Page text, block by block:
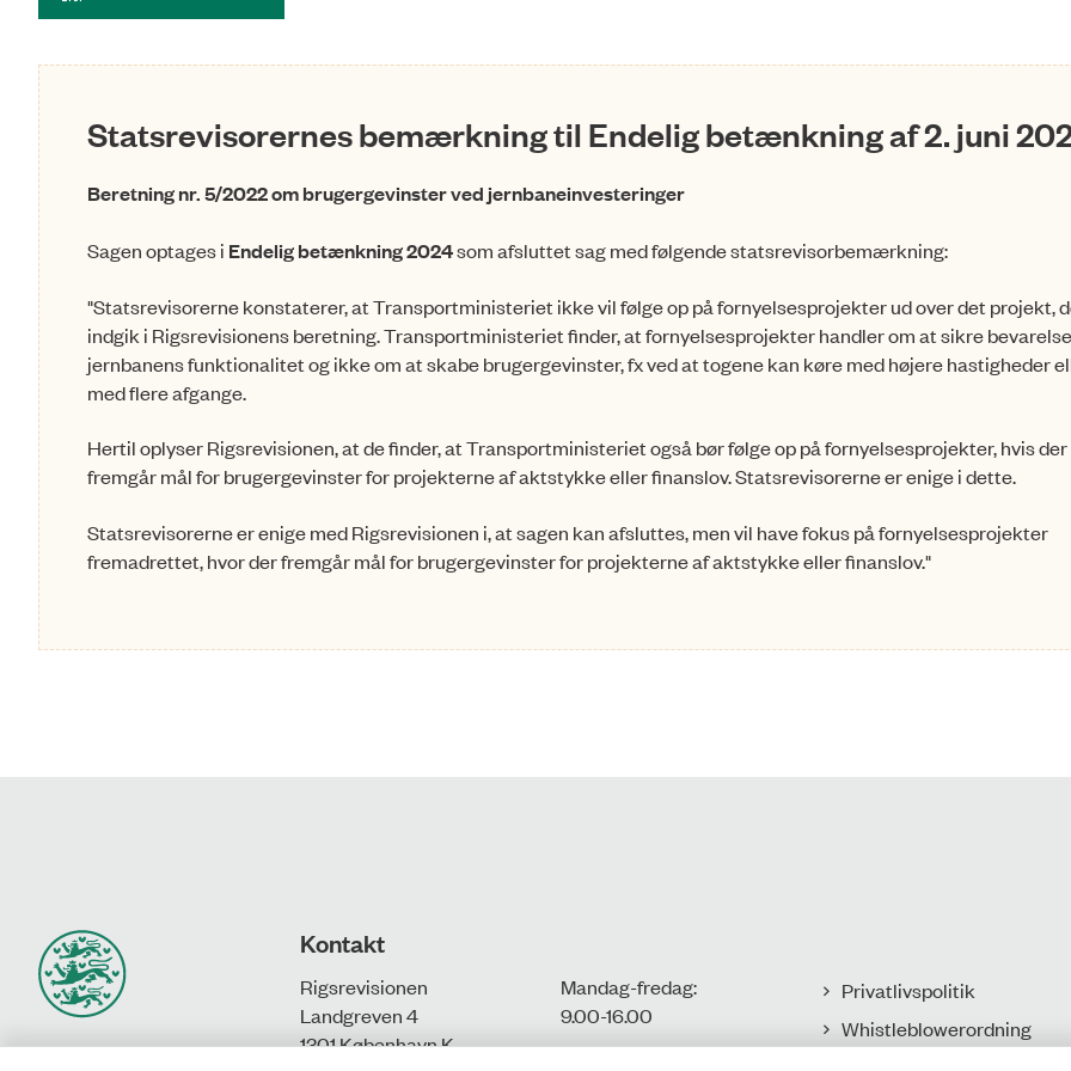
Statsrevisorernes bemærkning til Endelig betænkning af 2. juni
Beretning nr. 5/2022 om brugergevinster ved jernbaneinvesteringer
Sagen optages i Endelig betænkning 2024som afsluttet sag med følgende statsrevisorbemærkning:
"Statsrevisorerne konstaterer, at Transportministeriet ikke vil følge op på fornyelsesprojekter ud over det projekt,
indgik i Rigsrevisionens beretning. Transportministeriet finder, at fornyelsesprojekter handler om at sik­re
jernbanens funktionalitet og ikke om at skabe brugergevinster, fx ved at togene kan køre med højere hastigheder
med flere afgange.
Hertil oplyser Rigsrevisionen, at de finder, at Transportministeriet også bør følge op på fornyelsesprojekter, hvis der
fremgår mål for brugergevinster for projekterne af aktstykke eller finanslov. Statsrevisorerne er enige i dette.
Statsrevisorerne er enige med Rigsrevisionen i, at sagen kan afsluttes, men vil have fokus på fornyelsesprojekter
fremadrettet, hvor der fremgår mål for brugergevinster for projekterne af aktstykke eller finanslov."
Kontakt
Rigsrevisionen
Landgreven 4
1301 København K
Mandag-fredag:
9.00-16.00​
Privatlivspolitik
Whistleblowerordning